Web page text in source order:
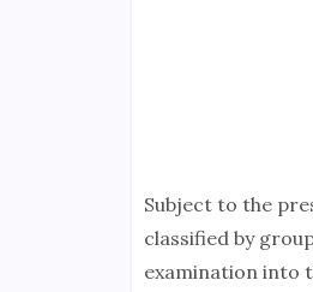
Subject to the
classified by
examination into